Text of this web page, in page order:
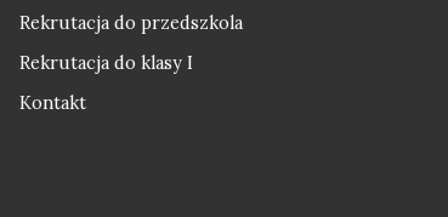
Rekrutacja do przedszkola
Rekrutacja do klasy I
Kontakt